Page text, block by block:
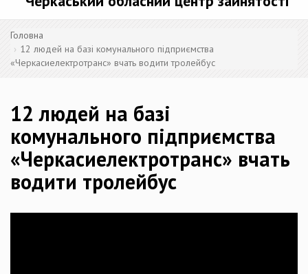
Головна
12 людей на базі комунального підприємства
«Черкасиелектротранс» вчать водити тролейбус
12 людей на базі
комунального підприємства
«Черкасиелектротранс» вчать
водити тролейбус